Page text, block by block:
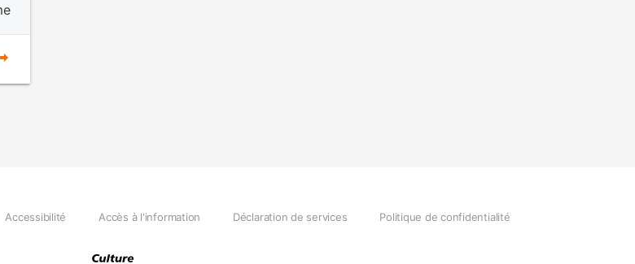
Accessibilité Accès à l'information Déclaration de services Politique de confidentialité